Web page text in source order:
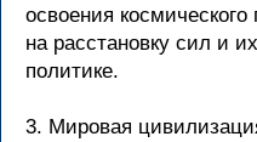
освоения
на расстановку сил и
политике.
3. Мировая